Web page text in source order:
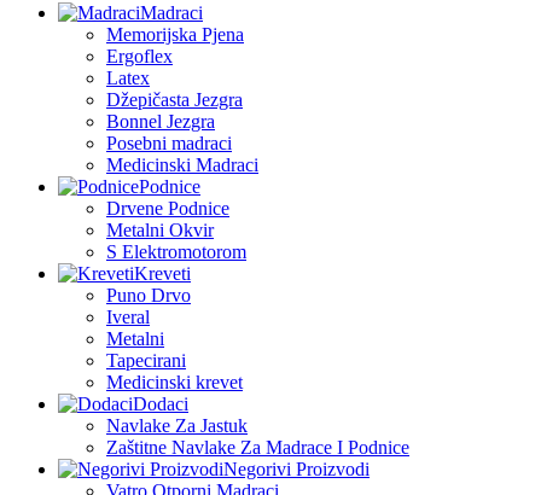
Madraci
Memorijska Pjena
Ergoflex
Latex
Džepičasta Jezgra
Bonnel Jezgra
Posebni madraci
Medicinski Madraci
Podnice
Drvene Podnice
Metalni Okvir
S Elektromotorom
Kreveti
Puno Drvo
Iveral
Metalni
Tapecirani
Medicinski krevet
Dodaci
Navlake Za Jastuk
Zaštitne Navlake Za Madrace I Podnice
Negorivi Proizvodi
Vatro Otporni Madraci